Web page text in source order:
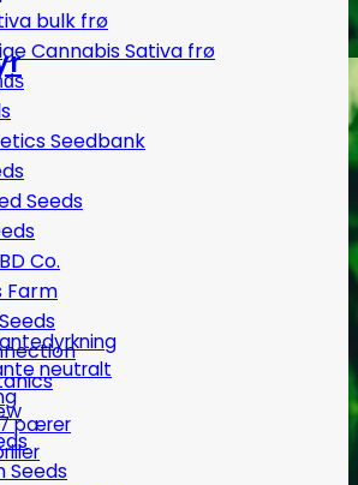
neutralt
pærer
bulk frø
Cannabis Sativa frø
Seedbank
Seeds
Co.
Farm
Seeds